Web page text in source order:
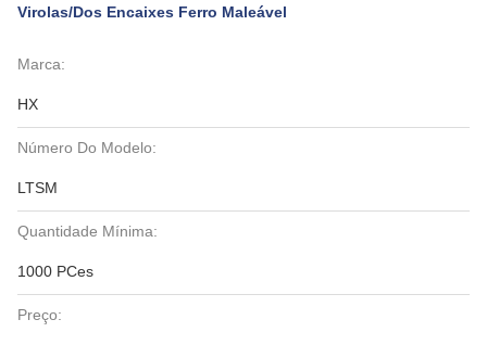
Virolas/dos Encaixes Ferro Maleável
Marca:
HX
Número Do Modelo:
LTSM
Quantidade Mínima:
1000 PCes
Preço: